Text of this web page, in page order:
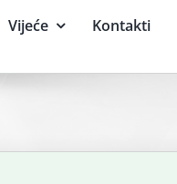
Vijeće Kontakti